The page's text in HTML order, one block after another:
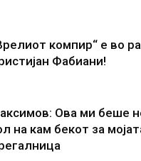
компир“ е во
Фабиани!
Ова ми беше
на кам бекот за